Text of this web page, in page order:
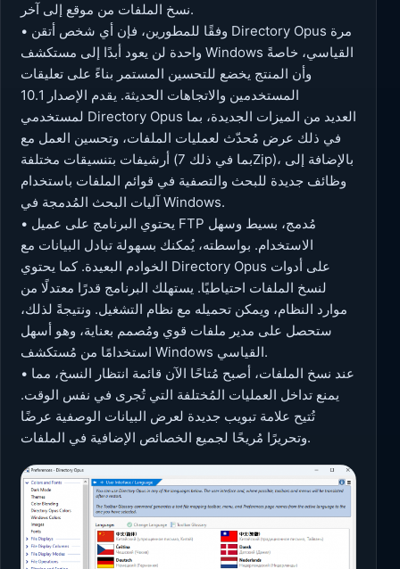
نسخ الملفات من موقع إلى آخر.
• وفقًا للمطورين، فإن أي شخص أتقن Directory Opus مرة
واحدة لن يعود أبدًا إلى مستكشف Windows القياسي، خاصةً
وأن المنتج يخضع للتحسين المستمر بناءً على تعليقات
المستخدمين والاتجاهات الحديثة. يقدم الإصدار 10.1
لمستخدمي Directory Opus العديد من الميزات الجديدة، بما
في ذلك عرض مُحدّث لعمليات الملفات، وتحسين العمل مع
أرشيفات بتنسيقات مختلفة (بما في ذلك 7Zip)، بالإضافة إلى
وظائف جديدة للبحث والتصفية في قوائم الملفات باستخدام
آليات البحث المُدمجة في Windows.
• يحتوي البرنامج على عميل FTP مُدمج، بسيط وسهل
الاستخدام. بواسطته، يُمكنك بسهولة تبادل البيانات مع
الخوادم البعيدة. كما يحتوي Directory Opus على أدوات
لنسخ الملفات احتياطيًا. يستهلك البرنامج قدرًا معتدلًا من
موارد النظام، ويمكن تحميله مع نظام التشغيل. ونتيجةً لذلك،
ستحصل على مدير ملفات قوي ومُصمم بعناية، وهو أسهل
استخدامًا من مُستكشف Windows القياسي.
• عند نسخ الملفات، أصبح مُتاحًا الآن قائمة انتظار النسخ، مما
يمنع تداخل العمليات المُختلفة التي تُجرى في نفس الوقت.
تُتيح علامة تبويب جديدة لعرض البيانات الوصفية عرضًا
وتحريرًا مُريحًا لجميع الخصائص الإضافية في الملفات.